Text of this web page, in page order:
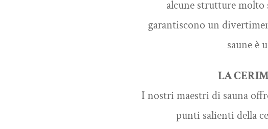
alcune strutture molto
garantiscono un
saune è
LA
I nostri maestri di sauna
punti salienti della